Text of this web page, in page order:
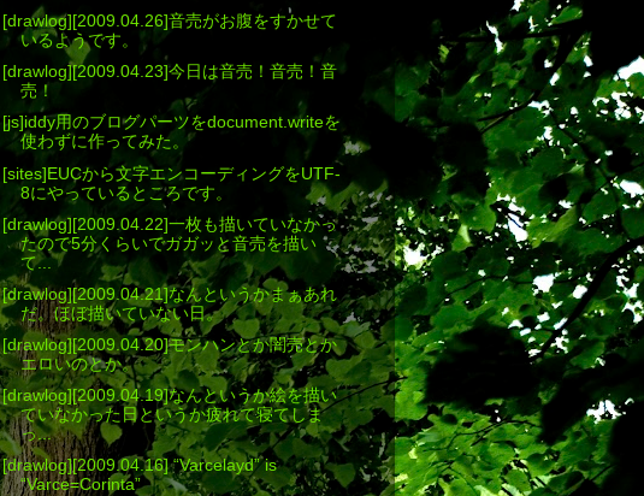
[drawlog][2009.04.26]音売がお腹をすかせて
いるようです。
[drawlog][2009.04.23]今日は音売！音売！音
売！
[js]iddy用のブログパーツをdocument.writeを
使わずに作ってみた。
[sites]EUCから文字エンコーディングをUTF-
8にやっているところです。
[drawlog][2009.04.22]一枚も描いていなかっ
たので5分くらいでガガッと音売を描い
て...
[drawlog][2009.04.21]なんというかまぁあれ
だ。ほぼ描いていない日。
[drawlog][2009.04.20]モンハンとか闇売とか
エロいのとか。
[drawlog][2009.04.19]なんというか絵を描い
ていなかった日というか疲れて寝てしま
っ...
[drawlog][2009.04.16] “Varcelayd” is
“Varce=Corinta”